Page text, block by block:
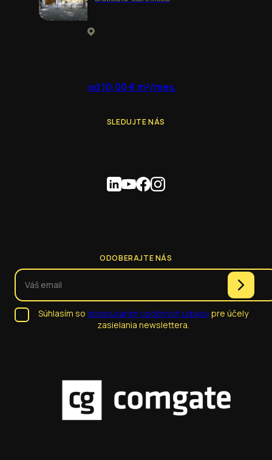
od 10,00 € m²/mes.
SLEDUJTE NÁS
ODOBERAJTE NÁS
Súhlasím so spracúvaním osobných údajovpre účely
zasielania newslettera.